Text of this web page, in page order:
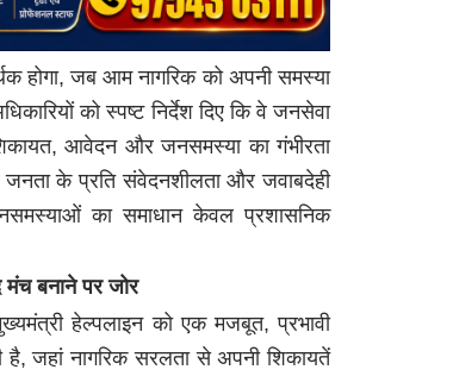
होगा, जब आम नागरिक को अपनी समस्या
को स्पष्ट निर्देश दिए कि वे जनसेवा
आवेदन और जनसमस्या का गंभीरता
के प्रति संवेदनशीलता और जवाबदेही
का समाधान केवल प्रशासनिक
बनाने पर जोर
हेल्पलाइन को एक मजबूत, प्रभावी
जहां नागरिक सरलता से अपनी शिकायतें